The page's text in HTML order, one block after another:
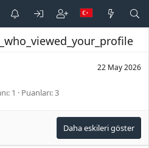
22 May 2026
1 Puanları 3
Daha eskileri göster